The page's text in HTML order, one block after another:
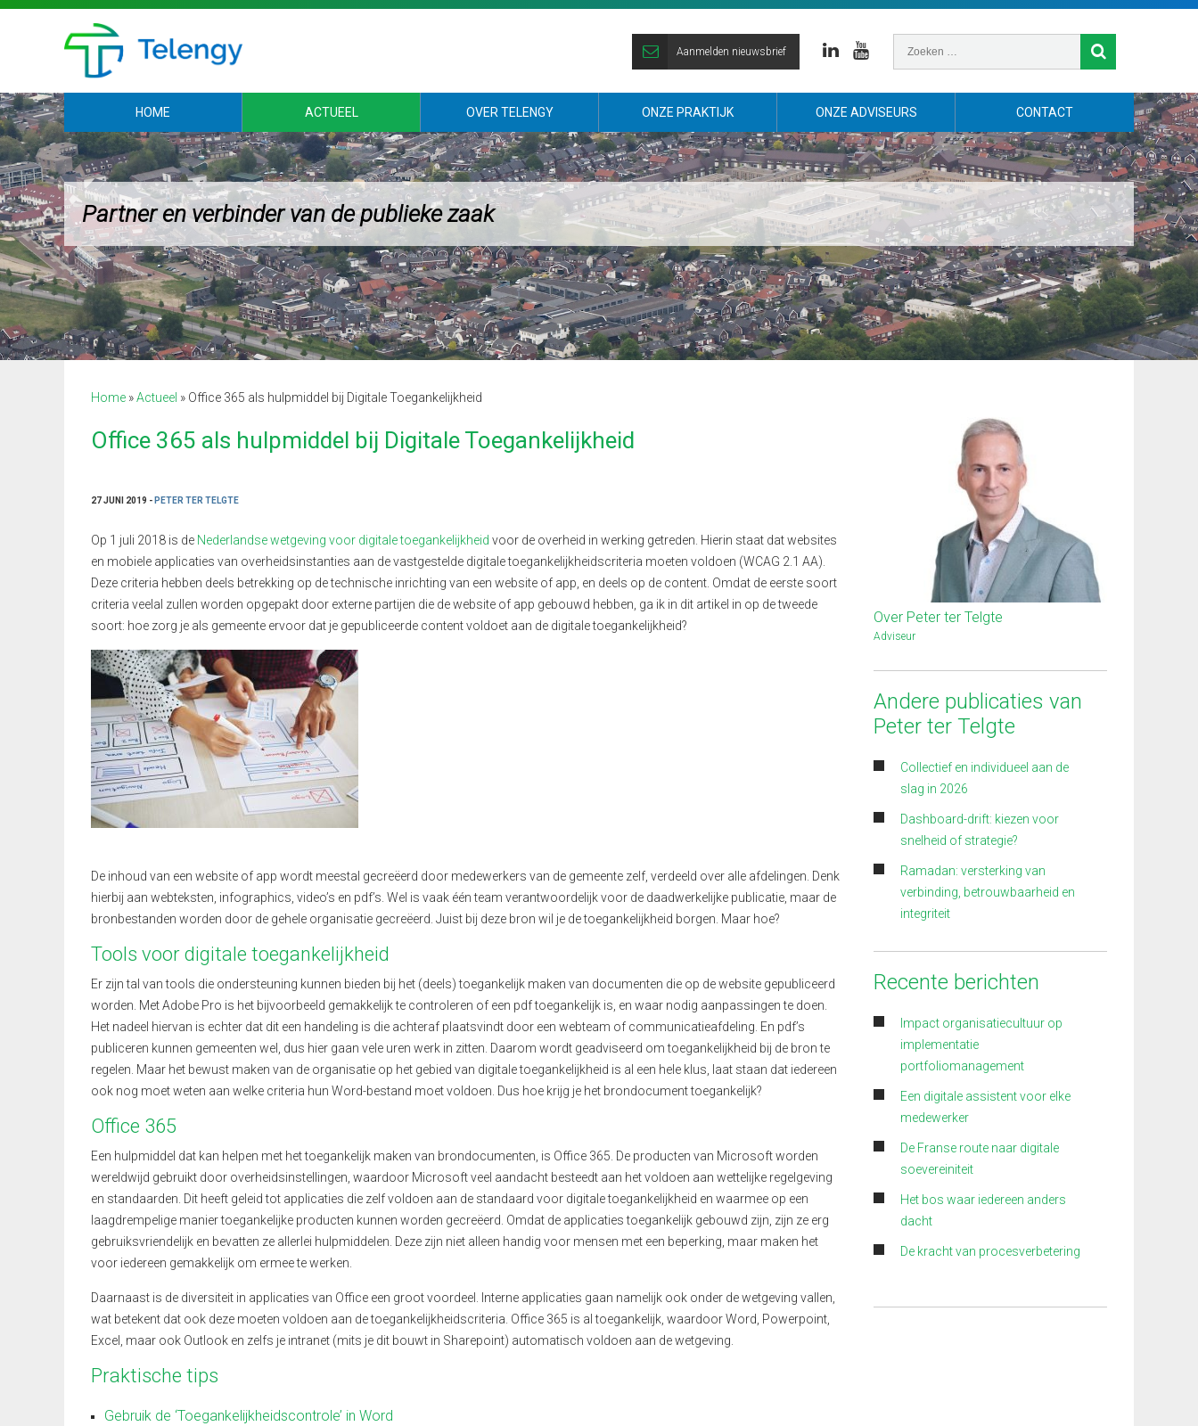
Aanmelden nieuwsbrief
HOME ACTUEEL OVER TELENGY ONZE PRAKTIJK ONZE ADVISEURS CONTACT
Partner en verbinder van de publieke zaak
Home »Actueel » Office 365 als hulpmiddel bij Digitale Toegankelijkheid
Office 365 als hulpmiddel bij Digitale Toegankelijkheid
27 JUNI 2019 - PETER TER TELGTE
Op 1 juli 2018 is de Nederlandse wetgeving voor digitale toegankelijkheid voor de overheid in werking getreden. Hierin staat dat websites
en mobiele app licaties van overheidsinstanties aan devastgestelde digitaletoegankelijkheidscriteria moeten voldoen (WCAG 2.1 AA).
Deze criteria hebben deels betrekking op de technische inrichting van een website of app, en deels op de content. Omdat de eerste soort
criteria veelal zullen worden opgepakt door externe partijen die de website of app gebouwd hebben, ga ik in dit artikel in op de tweede
soort: hoe zorg je als gemeente ervoor dat je gepubliceerde content voldoet aan de digitale toegankelijkheid?
De inhoud van een website of app wordt meestal gecreëerd door medewerkers van de gemeente zelf, verdeeld over alle afdelingen. Denk
hierbij aan webteksten, infographics, video’s en pdf’s. Wel is vaak één team verantwoordelijk voor de daadwerkelijke publicatie, maar de
bronbestanden worden door de gehele organisatie gecreëerd. Juist bij deze bron wil je de toegankelijkheid borgen. Maar hoe?
Tools voor digitale toegankelijkheid
Er zijn tal van tools die ondersteuning kunnen bieden bij het (deels) toegankelijk maken van documenten die op de website gepubliceerd
worden. Met Adobe Pro is het bijvoorbeeld gemakkelijk te controleren of een pdf toegankelijk is, en waar nodig aanpassingen te doen.
Het nadeel hiervan is echter dat dit een handeling is die achteraf plaatsvindt door een webteam of communicatieafdeling. En pdf’s
publiceren kunnen gemeenten wel, dus hier gaan vele uren werk in zitten. Daarom wordt geadviseerd omtoegankelijkheid bij de bron te
regelen. Maar het bewust maken van de organisatie op het gebied van digitale toegankelijkheid is al een hele klus, laat staan dat iedereen
ook nog moet weten aan welke criteria hun Word-bestand moet voldoen. Dus hoe krijg je het brondocument toegankelijk?
Office 365
Een hulpmiddel dat kan helpen met het toegankelijk maken van brondocumenten, is Office 365. De producten van Microsoft worden
wereldwijd gebruikt door overheidsinstellingen, waardoor Microsoft veel aandacht besteedt aan het voldoen aan wettelijke regelgeving
en standaarden. Dit heeft geleid tot applicaties die zelf voldoen aan de standaard voor digitale toegankelijkheid en waarmee op een
laagdrempelige manier toegankelijke producten kunnen worden gecreëerd. Omdat de applicaties toegankelijk gebouwd zijn, zijn ze erg
gebruiksvriendelijk en bevatten ze allerlei hulpmiddelen. Deze zijn niet alleen handig voor mensen met een beperking, maar maken het
voor iedereen gemakkelijk om ermee te werken.
Daarnaast is de diversiteit in applicaties van Office een grootvoordeel . Interne applicaties gaan namelijk ook onder de wetgeving vallen,
wat betekent dat ook deze moeten voldoen aan de toegankelijkheidscriteria. Office 365 is al toegankelijk, waardoor Word, Powerpoint,
Excel, maar ook Outlook en zelfs je intranet (mits je dit bouwt in Sharepoint) automatisch voldoen aan de wetgeving.
Praktische tips
Gebruik de ‘Toegankelijkheidscontrole’ in Word
Over Peter ter Telgte
Adviseur
Andere publicaties van
Peter ter Telgte
Collectief en individueel aan de
slag in 2026
Dashboard-drift: kiezen voor
snelheid of strategie?
Ramadan: versterking van
verbinding, betrouwbaarheid en
integriteit
Recente berichten
Impact organisatiecultuur op
implementatie
portfoliomanagement
Een digitale assistent voor elke
medewerker
De Franse route naar digitale
soevereiniteit
Het bos waar iedereen anders
dacht
De kracht van procesverbetering